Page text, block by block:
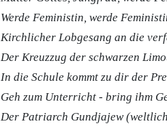
Werde Feministin, werde
Kirchlicher Lobgesang an die
Der Kreuzzug der schwarzen
In die Schule kommt zu dir der
Geh zum Unterricht - bring ihm
Der Patriarch Gundjajew